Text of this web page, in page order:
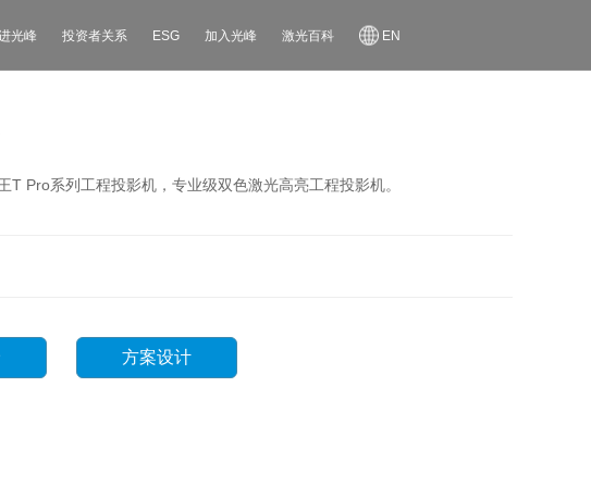
光峰 投资者关系 ESG 加入光峰 激光百科 EN
T Pro系列工程投影机，专业级双色激光高亮工程投影机。
方案设计